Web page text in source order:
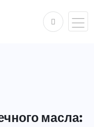
масла: